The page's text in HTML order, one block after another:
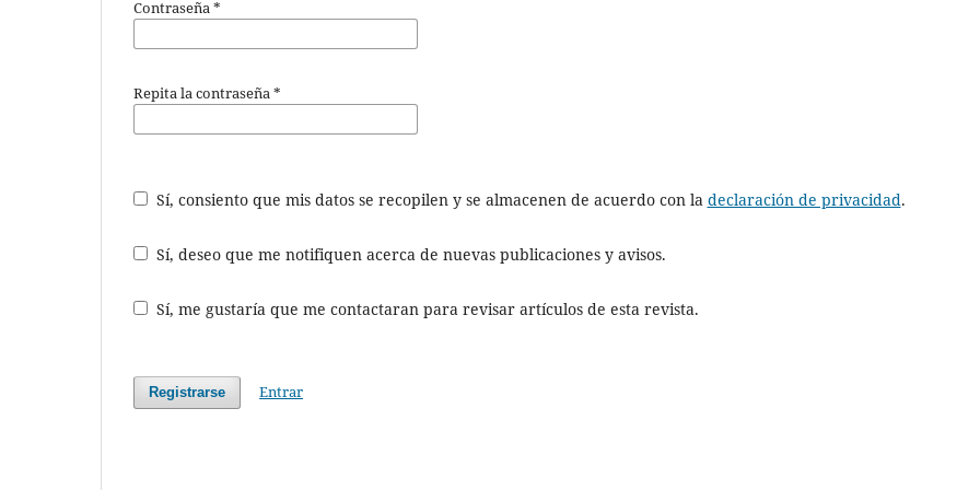
Contraseña*
Repita la contraseña*
Sí, consiento que mis datos se recopilen y se almacenen de acuerdo con la declaración de privacidad.
Sí, deseo que me notifiquen acerca de nuevas publicaciones y avisos.
Sí, me gustaría que me contactaran para revisar artículos de esta revista.
Registrarse Entrar